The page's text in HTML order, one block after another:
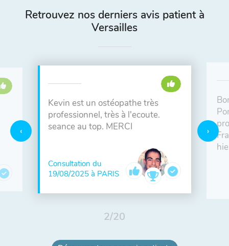
Retrouvez nos derniers avis patient à
Versailles
Kevin est un ostéopathe très
professionnel, très à l'ecoute.
seance au top. MERCI
Consultation du
19/08/2025 à PARIS
2/20